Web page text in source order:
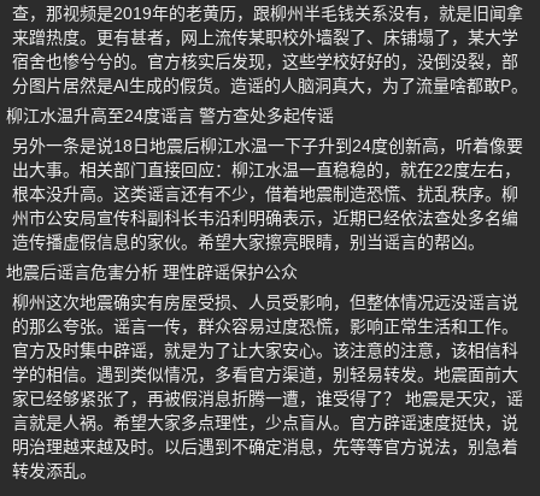
查，那视频是2019年的老黄历，跟柳州半毛钱关系没有，就是旧闻拿
来蹭热度。更有甚者，网上流传某职校外墙裂了、床铺塌了，某大学
宿舍也惨兮兮的。官方核实后发现，这些学校好好的，没倒没裂，部
分图片居然是AI生成的假货。造谣的人脑洞真大，为了流量啥都敢P。
柳江水温升高至24度谣言 警方查处多起传谣
另外一条是说18日地震后柳江水温一下子升到24度创新高，听着像要
出大事。相关部门直接回应：柳江水温一直稳稳的，就在22度左右，
根本没升高。这类谣言还有不少，借着地震制造恐慌、扰乱秩序。柳
州市公安局宣传科副科长韦沿利明确表示，近期已经依法查处多名编
造传播虚假信息的家伙。希望大家擦亮眼睛，别当谣言的帮凶。
地震后谣言危害分析 理性辟谣保护公众
柳州这次地震确实有房屋受损、人员受影响，但整体情况远没谣言说
的那么夸张。谣言一传，群众容易过度恐慌，影响正常生活和工作。
官方及时集中辟谣，就是为了让大家安心。该注意的注意，该相信科
学的相信。遇到类似情况，多看官方渠道，别轻易转发。地震面前大
家已经够紧张了，再被假消息折腾一遭，谁受得了？ 地震是天灾，谣
言就是人祸。希望大家多点理性，少点盲从。官方辟谣速度挺快，说
明治理越来越及时。以后遇到不确定消息，先等等官方说法，别急着
转发添乱。